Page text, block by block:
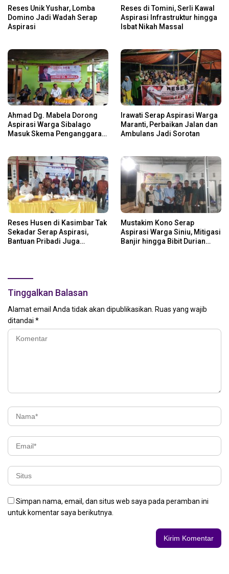
Reses Unik Yushar, Lomba
Domino Jadi Wadah Serap
Aspirasi
Reses di Tomini, Serli Kawal
Aspirasi Infrastruktur hingga
Isbat Nikah Massal
Ahmad Dg. Mabela Dorong
Aspirasi Warga Sibalago
Masuk Skema Penganggaran
Irawati Serap Aspirasi Warga
Maranti, Perbaikan Jalan dan
Ambulans Jadi Sorotan
Reses Husen di Kasimbar Tak
Sekadar Serap Aspirasi,
Bantuan Pribadi Juga
Mustakim Kono Serap
Aspirasi Warga Siniu, Mitigasi
Banjir hingga Bibit Durian
Tinggalkan Balasan
Alamat email Anda tidak akan dipublikasikan. Ruas yang wajib
ditandai *
Simpan nama, email, dan situs web saya pada peramban ini
untuk komentar saya berikutnya.